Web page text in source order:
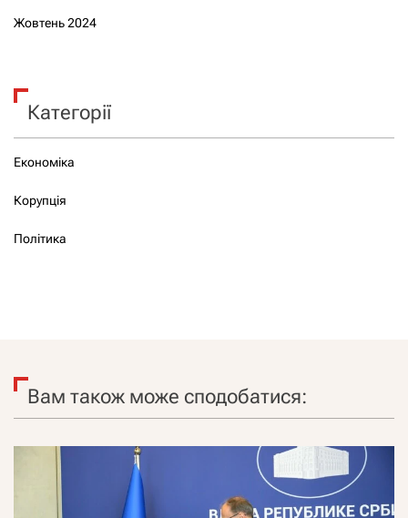
Жовтень 2024
Категорії
Економіка
Корупція
Політика
Вам також може сподобатися: